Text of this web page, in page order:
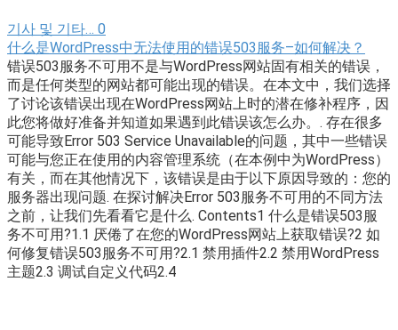
기사 및 기타… 0
什么是WordPress中无法使用的错误503服务–如何解决？
错误503服务不可用不是与WordPress网站固有相关的错误，
而是任何类型的网站都可能出现的错误。在本文中，我们选择
了讨论该错误出现在WordPress网站上时的潜在修补程序，因
此您将做好准备并知道如果遇到此错误该怎么办。. 存在很多
可能导致Error 503 Service Unavailable的问题，其中一些错误
可能与您正在使用的内容管理系统（在本例中为WordPress）
有关，而在其他情况下，该错误是由于以下原因导致的：您的
服务器出现问题. 在探讨解决Error 503服务不可用的不同方法
之前，让我们先看看它是什么. Contents1 什么是错误503服
务不可用?1.1 厌倦了在您的WordPress网站上获取错误?2 如
何修复错误503服务不可用?2.1 禁用插件2.2 禁用WordPress
主题2.3 调试自定义代码2.4